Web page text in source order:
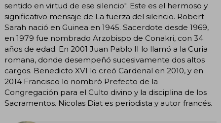
sentido en virtud de ese silencio". Este es el hermoso y
significativo mensaje de La fuerza del silencio. Robert
Sarah nació en Guinea en 1945. Sacerdote desde 1969,
en 1979 fue nombrado Arzobispo de Conakri, con 34
años de edad. En 2001 Juan Pablo II lo llamó a la Curia
romana, donde desempeñó sucesivamente dos altos
cargos. Benedicto XVI lo creó Cardenal en 2010, y en
2014 Francisco lo nombró Prefecto de la
Congregación para el Culto divino y la disciplina de los
Sacramentos. Nicolas Diat es periodista y autor francés.